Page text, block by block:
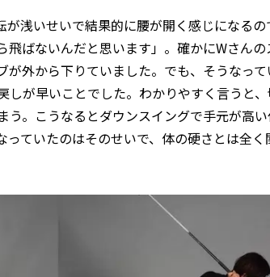
浅いせいで結果的に腰が開く感じになる
ばないんだと思います」。確かにWさん
外から下りていました。でも、そうなっ
が早いことでした。わかりやすく言うと
。こうなるとダウンスイングで手元が高
ていたのはそのせいで、体の硬さとは全